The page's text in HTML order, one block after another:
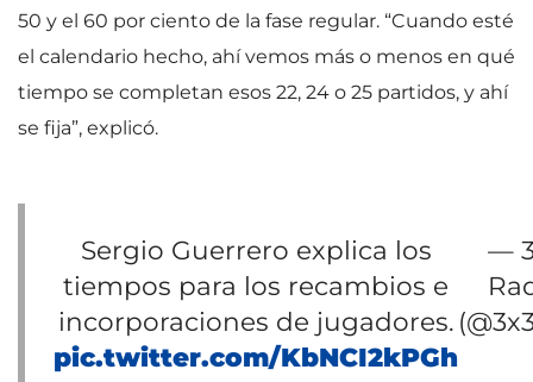
50 y el 60 por ciento de la fase regular. “Cuando esté
el calendario hecho, ahí vemos más o menos en qué
tiempo se completan esos 22, 24 o 25 partidos, y ahí
se fija”, explicó.
Sergio Guerrero explica los
tiempos para los recambios e
incorporaciones de jugadores.
pic.twitter.com/KbNCI2kPGh
—